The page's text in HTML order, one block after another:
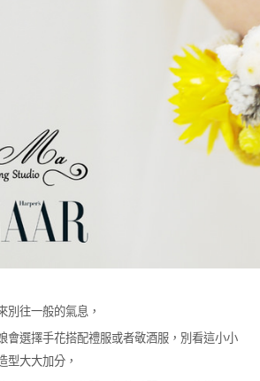
別往一般的氣息，
會選擇手花搭配禮服或者敬酒服，別看這小小
型大大加分，